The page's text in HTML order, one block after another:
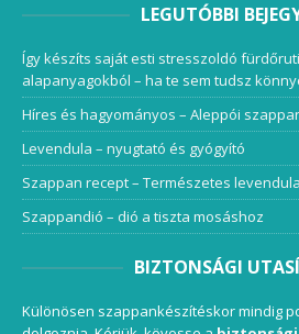
LEGUTÓBBI
Így készíts saját esti stresszoldó
alapanyagokból – ha te sem tudsz
Híres és hagyományos – Aleppói
Levendula – nyugtató és gyógyító
Szappan recept – Természetes
Szappandió – dió a tiszta mosáshoz
BIZTONSÁGI
Különösen szappankészítéskor mindig